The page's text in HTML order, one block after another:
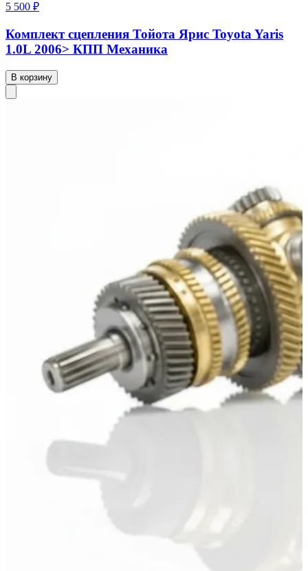
5 500 ₽
Комплект сцепления Тойота Ярис Toyota Yaris
1.0L 2006> КПП Механика
В корзину